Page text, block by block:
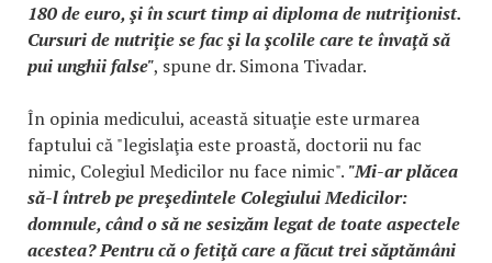
180 de euro, şi în scurt timp ai diploma de nutriţionist.
Cursuri de nutriţie se fac şi la şcolile care te învaţă să
pui unghii false", spune dr. Simona Tivadar.
În opinia medicului, această situaţie este urmarea
faptului că "legislaţia este proastă, doctorii nu fac
nimic, Colegiul Medicilor nu face nimic". "Mi-ar plăcea
să-l întreb pe preşedintele Colegiului Medicilor:
domnule, când o să ne sesizăm legat de toate aspectele
acestea? Pentru că o fetiţă care a făcut trei săptămâni